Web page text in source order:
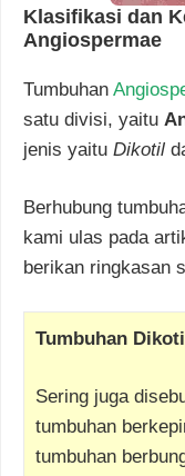
Klasifikasi dan
Angiospermae
Tumbuhan
satu divisi, yaitu
jenis yaitu Dikotil
Berhubung
kami ulas pada
berikan ringkasan
Tumbuhan
Sering juga
tumbuhan
tumbuhan